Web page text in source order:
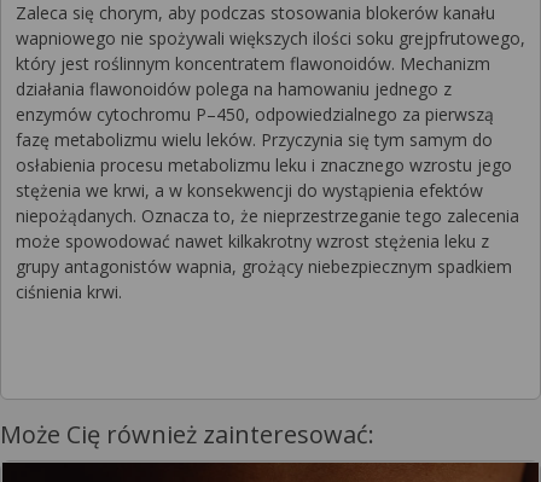
Zaleca się chorym, aby podczas stosowania blokerów kanału
wapniowego nie spożywali większych ilości soku grejpfrutowego,
który jest roślinnym koncentratem flawonoidów. Mechanizm
działania flawonoidów polega na hamowaniu jednego z
enzymów cytochromu P–450, odpowiedzialnego za pierwszą
fazę metabolizmu wielu leków. Przyczynia się tym samym do
osłabienia procesu metabolizmu leku i znacznego wzrostu jego
stężenia we krwi, a w konsekwencji do wystąpienia efektów
niepożądanych. Oznacza to, że nieprzestrzeganie tego zalecenia
może spowodować nawet kilkakrotny wzrost stężenia leku z
grupy antagonistów wapnia, grożący niebezpiecznym spadkiem
ciśnienia krwi.
Może Cię również zainteresować: